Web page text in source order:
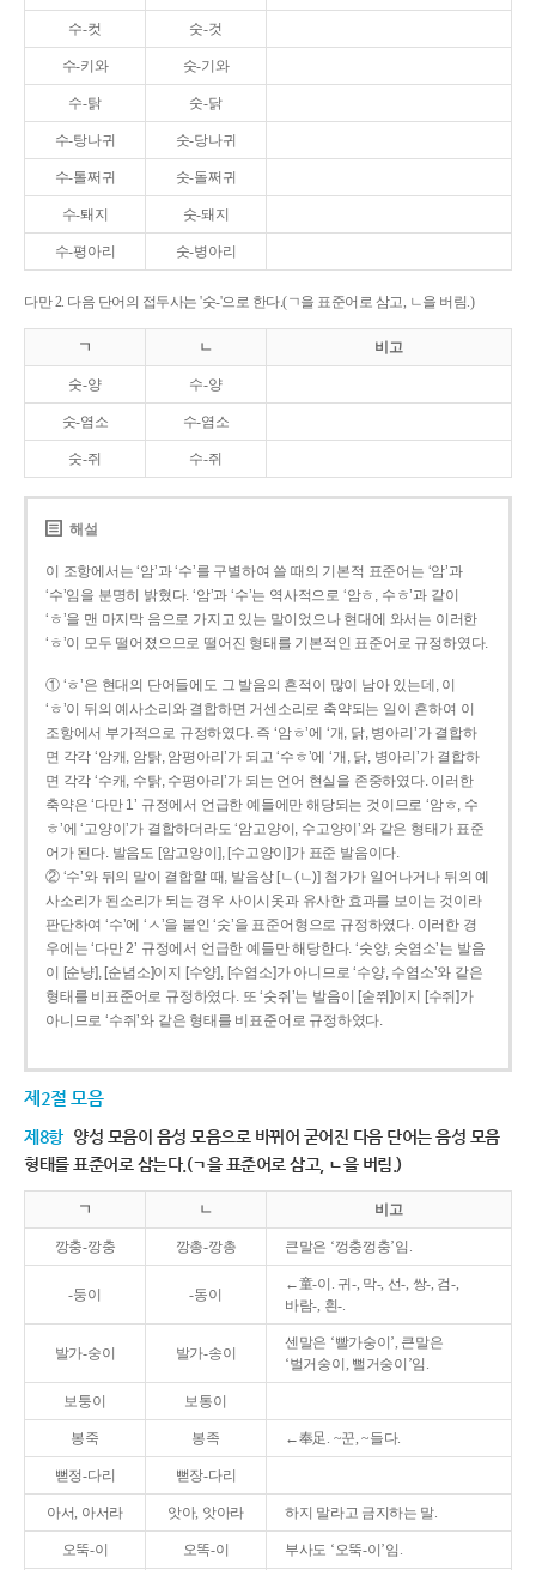
수-컷 숫-것
수-키와 숫-기와
수-탉 숫-닭
수-탕나귀 숫-당나귀
수-톨쩌귀 숫-돌쩌귀
수-퇘지 숫-돼지
수-평아리 숫-병아리
다만 2. 다음 단어의 접두사는 '숫-'으로 한다.(ㄱ을 표준어로 삼고, ㄴ을 버림.)
ㄱ ㄴ 비고
숫-양 수-양
숫-염소 수-염소
숫-쥐 수-쥐
해설
이 조항에서는 ‘암’과 ‘수’를 구별하여 쓸 때의 기본적 표준어는 ‘암’과
‘수’임을 분명히 밝혔다. ‘암’과 ‘수’는 역사적으로 ‘암ㅎ, 수ㅎ’과 같이
‘ㅎ’을 맨 마지막 음으로 가지고 있는 말이었으나 현대에 와서는 이러한
‘ㅎ’이 모두 떨어졌으므로 떨어진 형태를 기본적인 표준어로 규정하였다.
① ‘ㅎ’은 현대의 단어들에도 그 발음의 흔적이 많이 남아 있는데, 이
‘ㅎ’이 뒤의 예사소리와 결합하면 거센소리로 축약되는 일이 흔하여 이
조항에서 부가적으로 규정하였다. 즉 ‘암ㅎ’에 ‘개, 닭, 병아리’가 결합하
면 각각 ‘암캐, 암탉, 암평아리’가 되고 ‘수ㅎ’에 ‘개, 닭, 병아리’가 결합하
면 각각 ‘수캐, 수탉, 수평아리’가 되는 언어 현실을 존중하였다. 이러한
축약은 ‘다만 1’ 규정에서 언급한 예들에만 해당되는 것이므로 ‘암ㅎ, 수
ㅎ’에 ‘고양이’가 결합하더라도 ‘암고양이, 수고양이’와 같은 형태가 표준
어가 된다. 발음도 [암고양이], [수고양이]가 표준 발음이다.
② ‘수’와 뒤의 말이 결합할 때, 발음상 [ㄴ(ㄴ)] 첨가가 일어나거나 뒤의 예
사소리가 된소리가 되는 경우 사이시옷과 유사한 효과를 보이는 것이라
판단하여 ‘수’에 ‘ㅅ’을 붙인 ‘숫’을 표준어형으로 규정하였다. 이러한 경
우에는 ‘다만 2’ 규정에서 언급한 예들만 해당한다. ‘숫양, 숫염소’는 발음
이 [순냥], [순념소]이지 [수양], [수염소]가 아니므로 ‘수양, 수염소’와 같은
형태를 비표준어로 규정하였다. 또 ‘숫쥐’는 발음이 [숟쮜]이지 [수쥐]가
아니므로 ‘수쥐’와 같은 형태를 비표준어로 규정하였다.
제2절 모음
제8항 양성 모음이 음성 모음으로 바뀌어 굳어진 다음 단어는 음성 모음
형태를 표준어로 삼는다.(ㄱ을 표준어로 삼고, ㄴ을 버림.)
ㄱ ㄴ 비고
깡충-깡충 깡총-깡총 큰말은 ‘껑충껑충’임.
-둥이 -동이
←童-이. 귀-, 막-, 선-, 쌍-, 검-,
바람-, 흰-.
발가-숭이 발가-송이
센말은 ‘빨가숭이’, 큰말은
‘벌거숭이, 뻘거숭이’임.
보퉁이 보통이
봉죽 봉족 ←奉足. ~꾼, ~들다.
뻗정-다리 뻗장-다리
아서, 아서라 앗아, 앗아라 하지 말라고 금지하는 말.
오뚝-이 오똑-이 부사도 ‘오뚝-이’임.